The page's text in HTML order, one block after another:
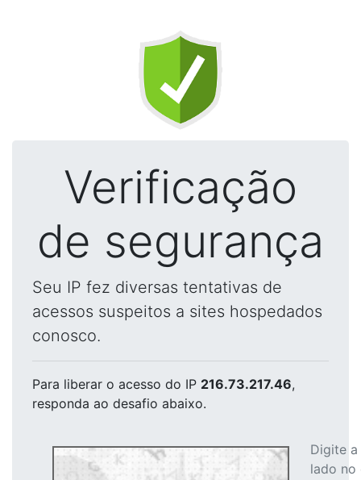
Verificação
de segurança
Seu IP fez diversas tentativas de
acessos suspeitos a sites hospedados
conosco.
Para liberar o acesso do IP 216.73.217.46,
responda ao desafio abaixo.
Digite
lado no